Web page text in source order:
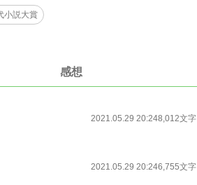
小説大賞
感想
2021.05.29 20:248,012文字
2021.05.29 20:246,755文字